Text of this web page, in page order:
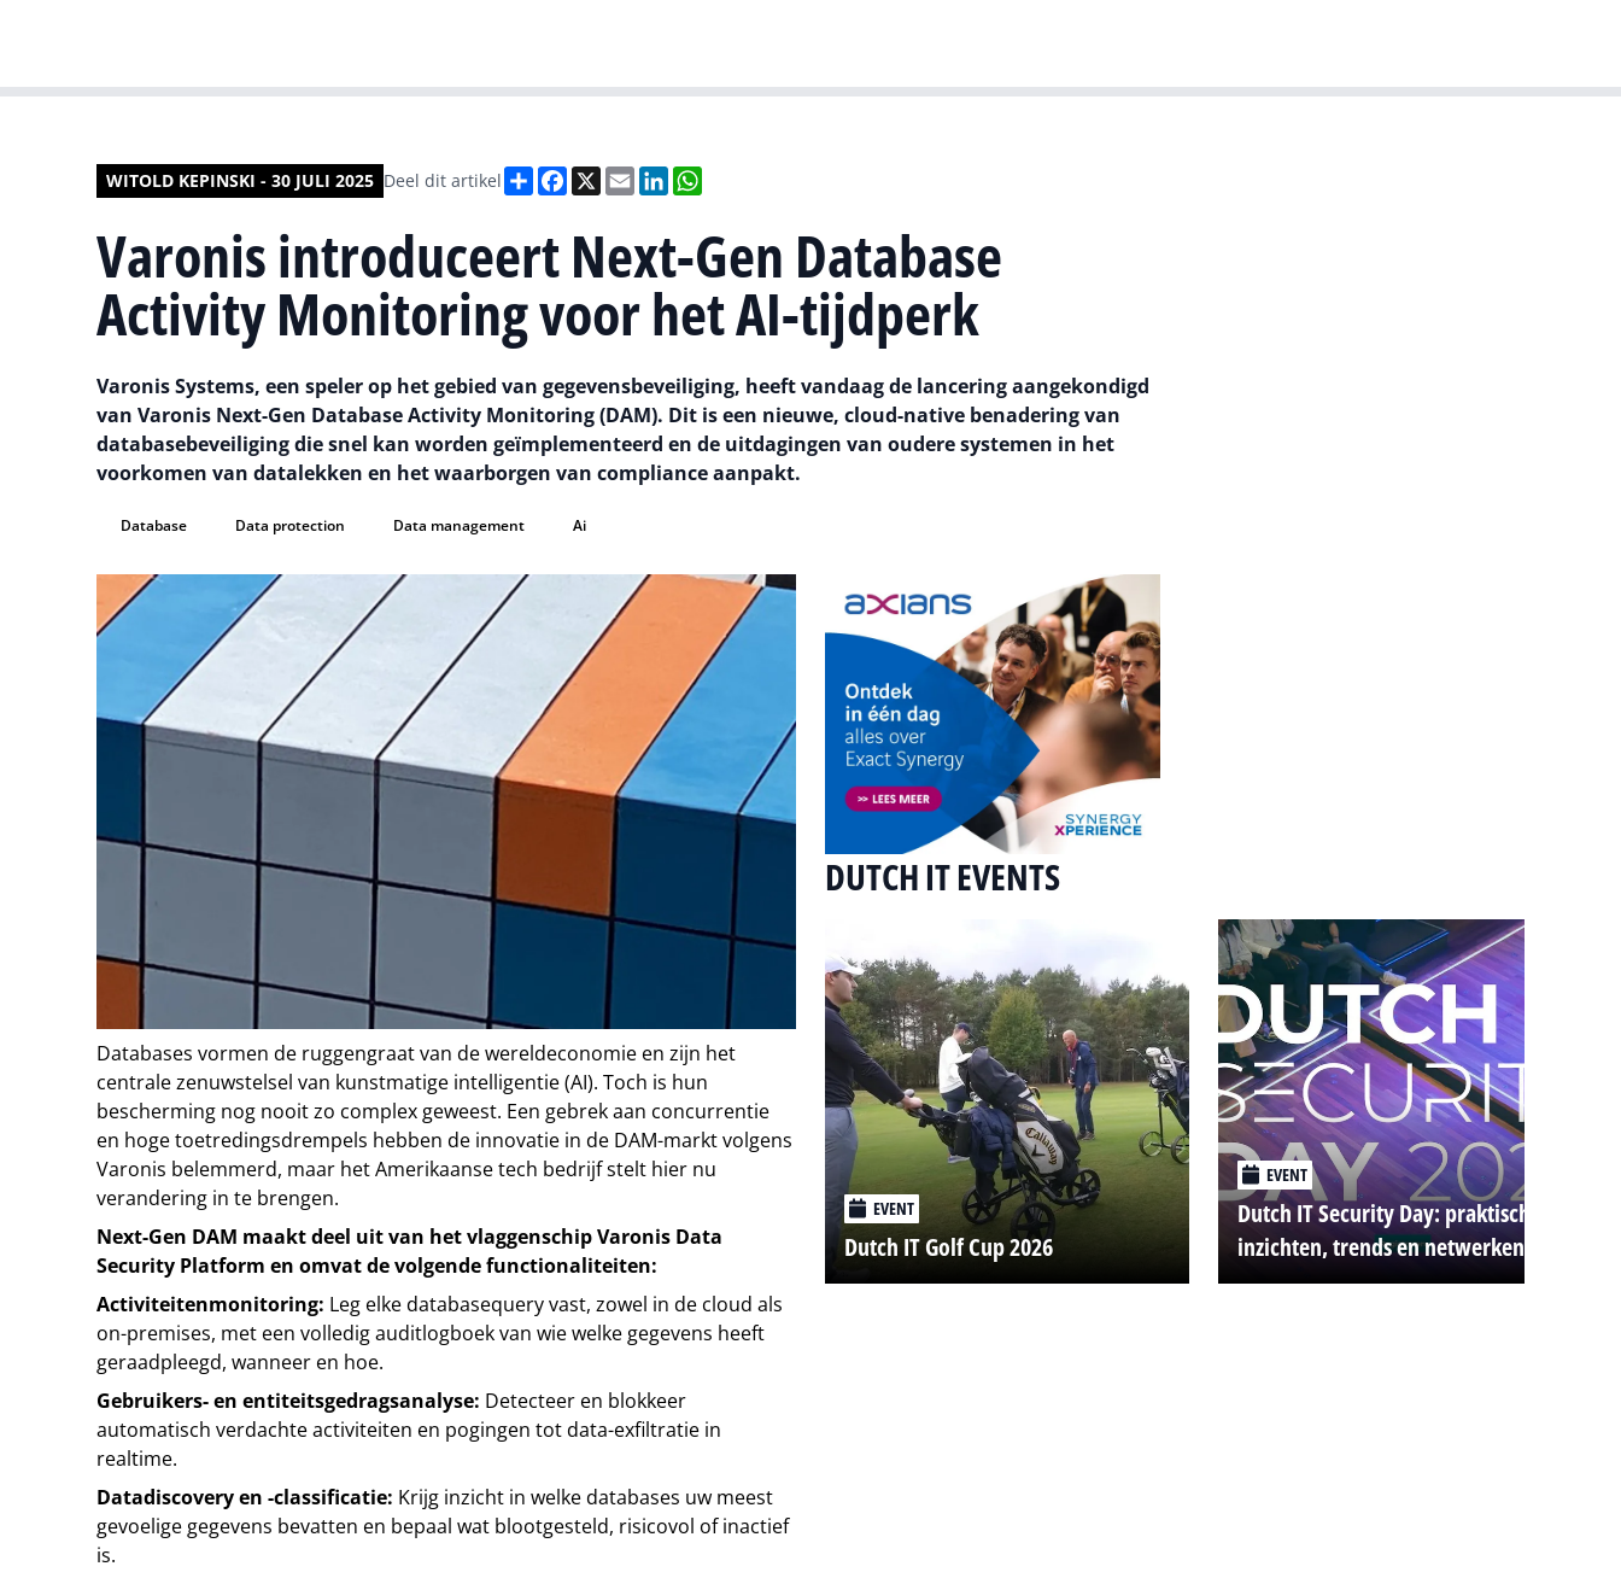
WITOLD KEPINSKI - 30 JULI 2025 Deel dit artikel DeelFacebook
X EmailLinkedIn
Varonis introduceert Next-Gen Database
Activity Monitoring voor het AI-tijdperk
Varonis Systems, een speler op het gebied van gegevensbeveiliging, heeft vandaag de lancering aangekondigd
van Varonis Next-Gen Database Activity Monitoring (DAM). Dit is een nieuwe, cloud-native benadering van
databasebeveiliging die snel kan worden geïmplementeerd en de uitdagingen van oudere systemen in het
voorkomen van datalekken en het waarborgen van compliance aanpakt.
Database Data protection Data management Ai
Databases vormen de ruggengraat van de wereldeconomie en zijn het
centrale zenuwstelsel van kunstmatige intelligentie (AI). Toch is hun
bescherming nog nooit zo complex geweest. Een gebrek aan concurrentie
en hoge toetredingsdrempels hebben de innovatie in de DAM-markt volgens
Varonis belemmerd, maar het Amerikaanse tech bedrijf stelt hier nu
verandering in te brengen.
Next-Gen DAM maakt deel uit van het vlaggenschip Varonis Data
Security Platform en omvat de volgende functionaliteiten:
Activiteitenmonitoring: Leg elke databasequery vast, zowel in de cloud als
on-premises, met een volledig auditlogboek van wie welke gegevens heeft
geraadpleegd, wanneer en hoe.
Gebruikers- en entiteitsgedragsanalyse: Detecteer en blokkeer
automatisch verdachte activiteiten en pogingen tot data-exfiltratie in
realtime.
Datadiscovery en -classificatie: Krijg inzicht in welke databases uw meest
gevoelige gegevens bevatten en bepaal wat blootgesteld, risicovol of inactief
is.
DUTCH IT EVENTS
EVENT
Dutch IT Golf Cup 2026
EVENT
Dutch IT Security Day: praktische
inzichten, trends en netwerken